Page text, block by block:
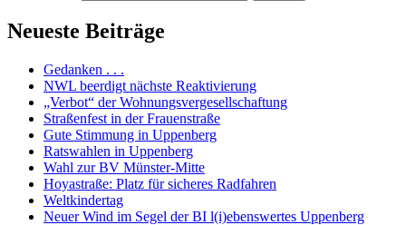
Neueste Beiträge
Gedanken . . .
NWL beerdigt nächste Reaktivierung
„Verbot“ der Wohnungsvergesellschaftung
Straßenfest in der Frauenstraße
Gute Stimmung in Uppenberg
Ratswahlen in Uppenberg
Wahl zur BV Münster-Mitte
Hoyastraße: Platz für sicheres Radfahren
Weltkindertag
Neuer Wind im Segel der BI l(i)ebenswertes Uppenberg